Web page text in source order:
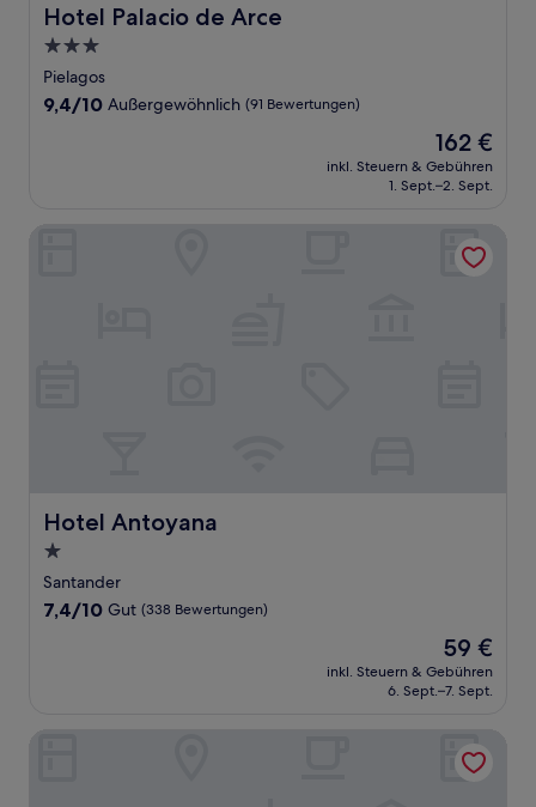
Hotel Palacio de Arce
Hotel Palacio de Arce
3.0-
Sterne-
Unterkunft
Pielagos
9.4
9,4/10 Außergewöhnlich (91 Bewertungen)
Der
Preis
beträgt
162 €
inkl. Steuern & Gebühren
1. Sept.–2. Sept.
Hotel Antoyana
Hotel Antoyana
1.0-
Stern-
Unterkunft
Santander
7.4
7,4/10 Gut (338 Bewertungen)
Der
Preis
beträgt
59 €
inkl. Steuern & Gebühren
6. Sept.–7. Sept.